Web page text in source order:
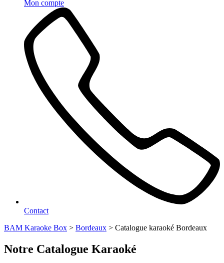
Mon compte
Contact
BAM Karaoke Box > Bordeaux > Catalogue karaoké Bordeaux
Notre Catalogue Karaoké